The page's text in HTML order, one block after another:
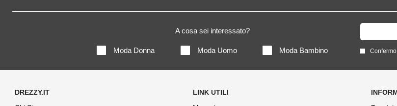
A cosa sei interessato?
Moda Donna Moda Uomo Moda Bambino